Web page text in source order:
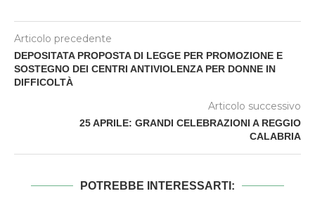
Articolo precedente
DEPOSITATA PROPOSTA DI LEGGE PER PROMOZIONE E
SOSTEGNO DEI CENTRI ANTIVIOLENZA PER DONNE IN
DIFFICOLTÀ
Articolo successivo
25 APRILE: GRANDI CELEBRAZIONI A REGGIO
CALABRIA
POTREBBE INTERESSARTI: